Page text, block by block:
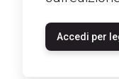
Accedi per